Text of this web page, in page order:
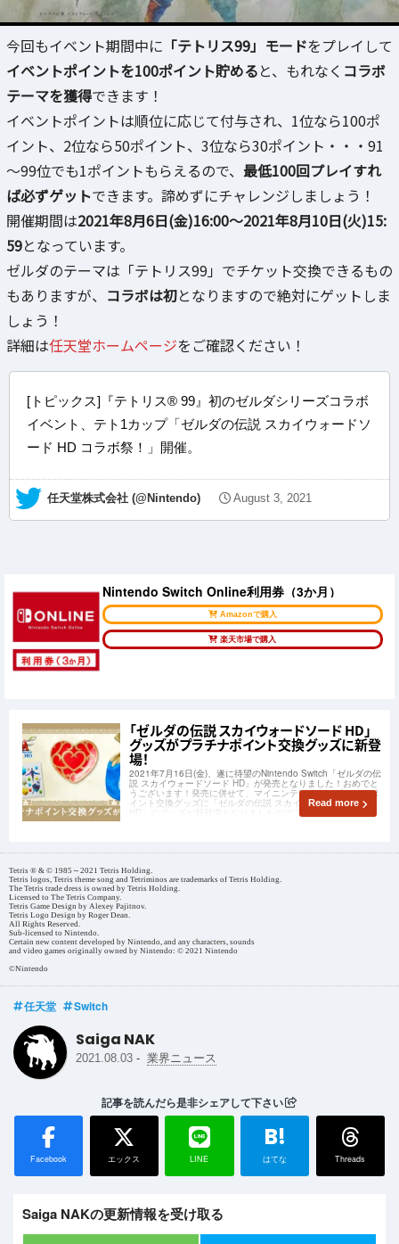
今回もイベント期間中に 「テトリス99」モードをプレイして
イベントポイントを100ポイント貯めると、もれなく コラボ
テーマを獲得できます！
イベントポイントは順位に応じて付与され、1位なら100ポ
イント、2位なら50ポイント、3位なら30ポイント・・・91
～99位でも1ポイントもらえるので、 最低100回プレイすれ
ば必ずゲットできます。諦めずにチャレンジしましょう！
開催期間は2021年8月6日(金)16:00～2021年8月10日(火)15:
59となっています。
ゼルダのテーマは「テトリス99」でチケット交換できるもの
もありますが、 コラボは初となりますので絶対にゲットしま
しょう！
詳細は任天堂ホームページをご確認ください！
[トピックス]『テトリス® 99』初のゼルダシリーズコラボ
イベント、テト1カップ「ゼルダの伝説 スカイウォードソ
ード HD コラボ祭！」開催。
— 任天堂株式会社 (@Nintendo) August 3, 2021
Nintendo Switch Online利用券（3か月）
Amazonで購入
楽天市場で購入
「ゼルダの伝説 スカイウォードソード HD」
グッズがプラチナポイント交換グッズに新登
場！
2021年7月16日(金)、遂に待望のNintendo Switch「ゼルダの伝
説 スカイウォードソード HD」が発売となりました！おめでと
うございます！発売に併せて、マイニンテンドーのプラチナポ
イント交換グッズに「ゼルダの伝説 スカイウォードソード
HD」のグッズが新登場となりましたのでご紹介したいと思い
Read more
Tetris ® & © 1985～2021 Tetris Holding.
Tetris logos, Tetris theme song and Tetriminos are trademarks of Tetris Holding.
The Tetris trade dress is owned by Tetris Holding.
Licensed to The Tetris Company.
Tetris Game Design by Alexey Pajitnov.
Tetris Logo Design by Roger Dean.
All Rights Reserved.
Sub-licensed to Nintendo.
Certain new content developed by Nintendo, and any characters, sounds
and video games originally owned by Nintendo: © 2021 Nintendo
©Nintendo
任天堂 Switch
Saiga NAK
2021.08.03 - 業界ニュース
記事を読んだら是非シェアして下さい
Facebook エックス LINE
B!
はてな Threads
Saiga NAKの更新情報を受け取る